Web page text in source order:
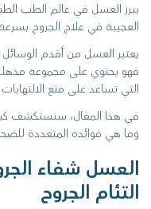
يبرز العسل في عالم الطب
العجيبة في علاج الجروح
يعتبر العسل من أقدم الوسائل
فهو يحتوي على مجموعة مذهلة
التي تساعد على منع
في هذا المقال، سنستكشف
وما هي فوائده المتعددة
العسل شفاء
التئام الجروح